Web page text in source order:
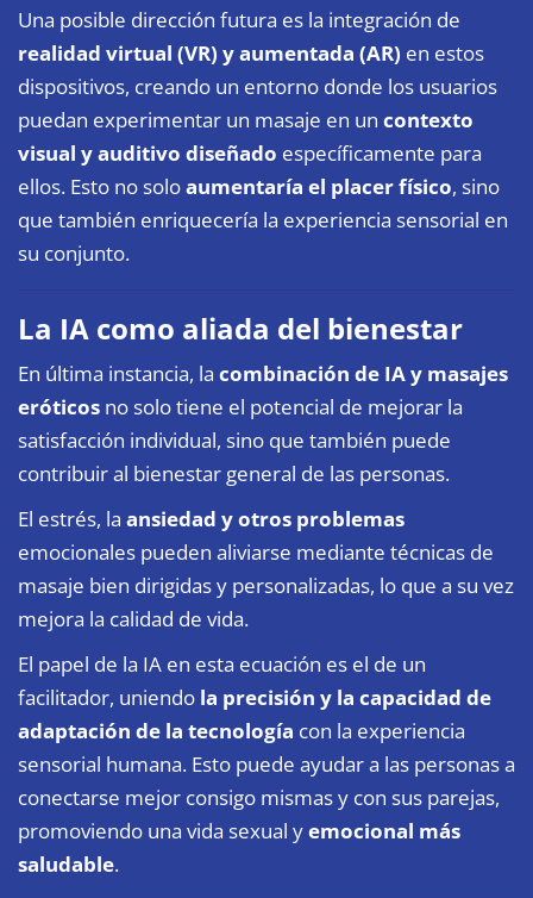
Una posible dirección futura es la integración de
realidad virtual (VR) y aumentada (AR) en estos
dispositivos, creando un entorno donde los usuarios
puedan experimentar un masaje en un contexto
visual y auditivo diseñado específicamente para
ellos. Esto no soloaumentaría el placer físico, sino
que también enriquecería la experiencia sensorial en
su conjunto.
La IA como aliada del bienestar
En última instancia, la combinación de IA y masajes
eróticos no solo tiene el potencial de mejorar la
satisfacción individual, sino que también puede
contribuir al bienestar general de las personas.
El estrés, la ansiedad y otros problemas
emocionales pueden aliviarse mediante técnicas de
masaje bien dirigidas y personalizadas, lo que a su vez
mejora la calidad de vida.
El papel de la IA en esta ecuación es el de un
facilitador, uniendo la precisión y la capacidad de
adaptación de la tecnología con la experiencia
sensorial humana. Esto puede ayudar a las personas a
conectarse mejor consigo mismas y con sus parejas,
promoviendo una vida sexual yemocional más
saludable.